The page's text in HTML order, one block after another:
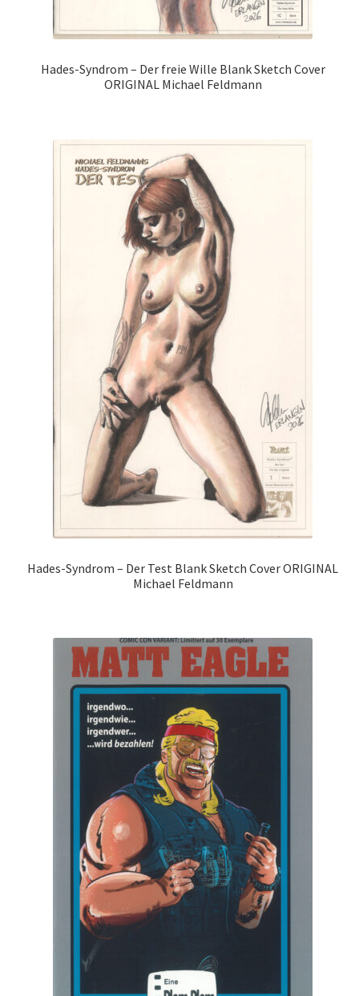
Hades-Syndrom – Der freie Wille Blank Sketch Cover
ORIGINAL Michael Feldmann
Hades-Syndrom – Der Test Blank Sketch Cover ORIGINAL
Michael Feldmann